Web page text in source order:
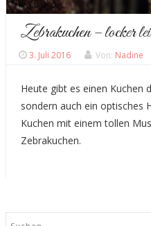
Zebrakuchen – locker
3. Juli 2016 Von: Nadine
Heute gibt es einen Kuchen
sondern auch ein optisches
Kuchen mit einem tollen
Zebrakuchen.